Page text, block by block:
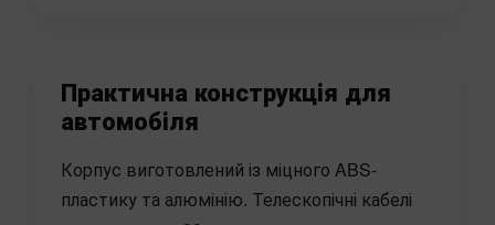
Практична конструкція для
автомобіля
Корпус виготовлений із міцного ABS-
пластику та алюмінію. Телескопічні кабелі